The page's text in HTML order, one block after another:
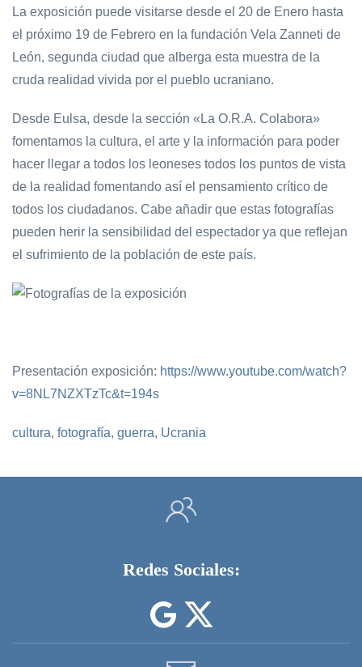
La exposición puede visitarse desde el 20 de Enero hasta
el próximo 19 de Febrero en la fundación Vela Zanneti de
León, segunda ciudad que alberga esta muestra de la
cruda realidad vivida por el pueblo ucraniano.
Desde Eulsa, desde la sección «La O.R.A. Colabora»
fomentamos la cultura, el arte y la información para poder
hacer llegar a todos los leoneses todos los puntos de vista
de la realidad fomentando así el pensamiento crítico de
todos los ciudadanos. Cabe añadir que estas fotografías
pueden herir la sensibilidad del espectador ya que reflejan
el sufrimiento de la población de este país.
Presentación exposición: https://www.youtube.com/watch?
v=8NL7NZXTzTc&t=194s
cultura, fotografía, guerra, Ucrania
Redes Sociales: